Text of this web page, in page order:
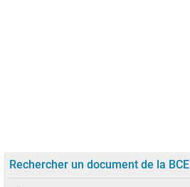
Rechercher un document de la BCE